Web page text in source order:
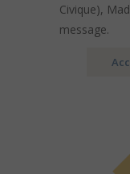
Civique),
message.